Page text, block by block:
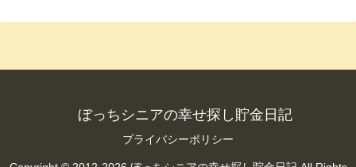
ぼっちシニアの幸せ探し貯金日記
プライバシーポリシー